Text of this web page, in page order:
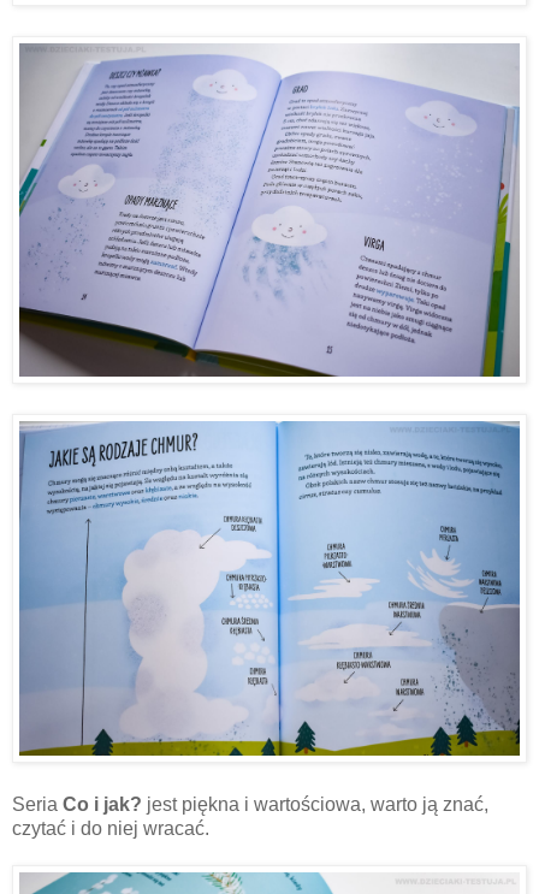
Seria Co i jak? jest piękna i wartościowa, warto ją znać,
czytać i do niej wracać.